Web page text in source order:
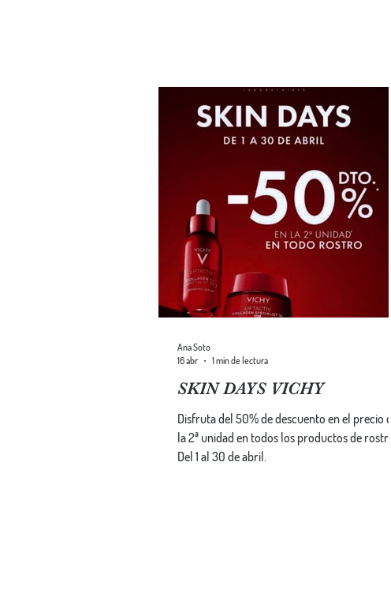
SKIN DAYS VICHY
Disfruta del 50% de descuento en el precio de
la 2ª unidad en todos los productos de rostro.
Del 1 al 30 de abril.
Ana Soto
16 abr
1 min de lectura